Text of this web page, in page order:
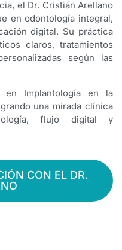
el Dr. Cristián Arellano
en odontología integral,
digital. Su práctica
claros, tratamientos
según las
en Implantología en la
una mirada clínica
flujo digital y
CON EL DR.